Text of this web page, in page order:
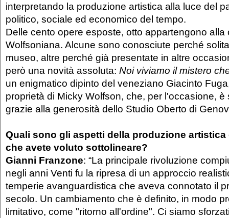
interpretando la produzione artistica alla luce del
politico, sociale ed economico del tempo.
Delle cento opere esposte, otto appartengono alla
Wolfsoniana. Alcune sono conosciute perché
museo, altre perché già presentate in altre
però una novità assoluta: Noi viviamo il mistero
un enigmatico dipinto del veneziano Giacinto
proprietà di Micky Wolfson, che, per l'occasione, è
grazie alla generosità dello Studio Oberto di
Quali sono gli aspetti della produzione artistica
che avete voluto sottolineare?
Gianni Franzone: “La principale rivoluzione
negli anni Venti fu la ripresa di un approccio
temperie avanguardistica che aveva connotato il
secolo. Un cambiamento che è definito, in modo
limitativo, come "ritorno all'ordine". Ci siamo